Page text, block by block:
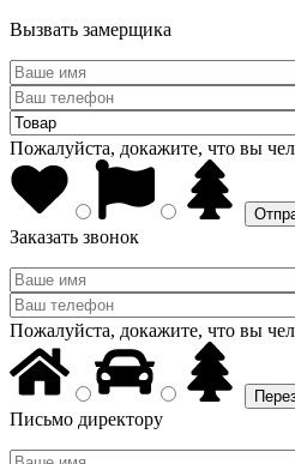
Вызвать замерщика
Пожалуйста, докажите, что вы
Заказать звонок
Пожалуйста, докажите, что вы
Письмо директору